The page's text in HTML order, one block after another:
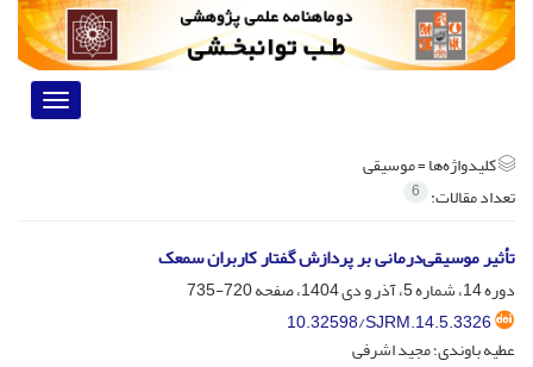
Toggle
کلیدواژه‌ها =موسیقی
تعداد مقالات: 6
تأثیر موسیقی‌درمانی بر پردازش گفتار کاربران سمعک
دوره 14، شماره 5، آذر و دی 1404، صفحه
720-735
10.32598/SJRM.14.5.3326
عطیه باوندی؛ مجید اشرفی